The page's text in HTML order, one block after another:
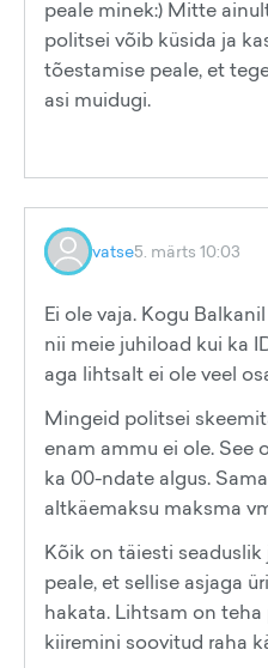
peale minek:) Mitte
politsei võib küsida ja
tõestamise peale, et
asi muidugi.
vatse5. märts 10:03
Ei ole vaja. Kogu
nii meie juhiload kui ka
aga lihtsalt ei ole veel
Mingeid politsei
enam ammu ei ole. See
ka 00-ndate algus.
altkäemaksu maksma
Kõik on täiesti
peale, et sellise asjaga
hakata. Lihtsam on
kiiremini soovitud raha